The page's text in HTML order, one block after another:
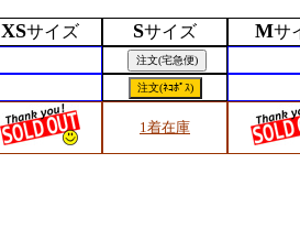
XSサイズ Sサイズ Mサ
1着在庫